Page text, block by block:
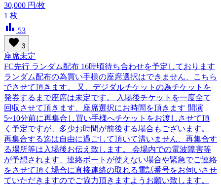
30,000 円/枚
1 枚
bar_chart 53
favorite 3
座席未定
FC先行 ランダム配布 16時頃待ち合わせを予定しております
ランダム配布の為買い手様の座席選択はできません、こちら
でさせて頂きます。 又、デジダルチケットの為チケットを
発券するまで座席は未定です。 入場後チケットを一度全て
回収させて頂きます、座席選択にお時間を頂きます 開演
5~10分前に再集合し買い手様へチケットをお渡しさせて頂
く予定ですが、多少お時間が前後する場合もございます。
再集合する迄は自由に過ごして頂いて溝いません、再集合す
る場所等は入場後お伝え致します。 会場内での電波障害等
が予想されます、連絡ボートが使えない場合や緊急でご連絡
をさせて頂く場合に直接連絡の取れる電話番号をお伺いさせ
ていただきますのでご協力頂きますようお願い致します。